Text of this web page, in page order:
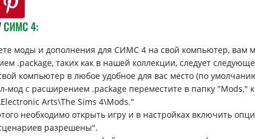
СИМС 4:
моды и дополнения для СИМС 4 на свой компьютер, вам
.package, таких как в нашей коллекции, следует
компьютер в любое удобное для вас место (по
мод с расширением .package переместите в папку "Mods,"
Arts\The Sims 4\Mods."
необходимо открыть игру и в настройках включить
разрешены".